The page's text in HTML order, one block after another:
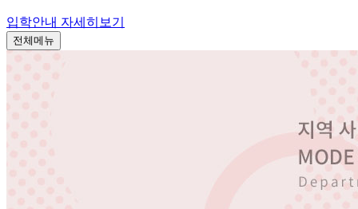
입학안내 자세히보기
전체메뉴